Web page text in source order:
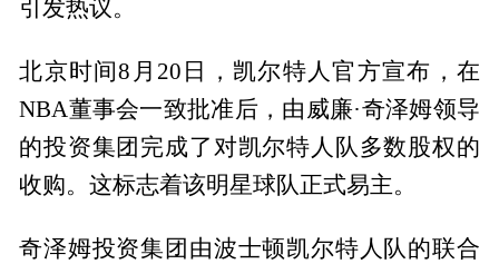
引发热议。
北京时间8月20日，凯尔特人官方宣布，在
NBA董事会一致批准后，由威廉·奇泽姆领导
的投资集团完成了对凯尔特人队多数股权的
收购。这标志着该明星球队正式易主。
奇泽姆投资集团由波士顿凯尔特人队的联合